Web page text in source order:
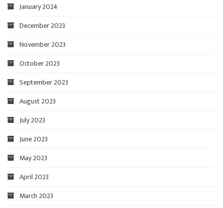
January 2024
December 2023
November 2023
October 2023
September 2023
August 2023
July 2023
June 2023
May 2023
April 2023
March 2023